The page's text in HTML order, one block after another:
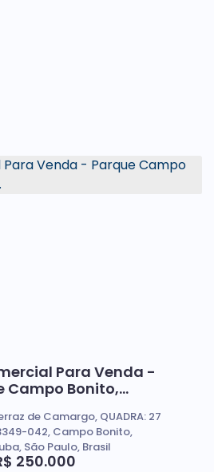
Para Venda -
Campo Bonito,
250.000
de Camargo, QUADRA: 27
042, Campo Bonito,
São Paulo, Brasil